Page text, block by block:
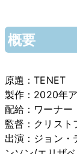
概要
原題：TENET
製作：2020年
配給：ワーナー
監督：クリスト
出演：ジョン・